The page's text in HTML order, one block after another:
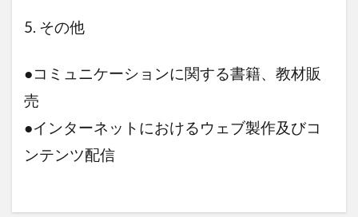
5. その他
●コミュニケーションに関する書籍、教材販
売
●インターネットにおけるウェブ製作及びコ
ンテンツ配信